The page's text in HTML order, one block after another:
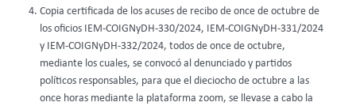
Copia certificada de los acuses de recibo de once de octubre de
los oficios IEM-COIGNyDH-330/2024, IEM-COIGNyDH-331/2024
y IEM-COIGNyDH-332/2024, todos de once de octubre,
mediante los cuales, se convocó al denunciado y partidos
políticos responsables, para que el dieciocho de octubre a las
once horas mediante la plataforma zoom, se llevase a cabo la